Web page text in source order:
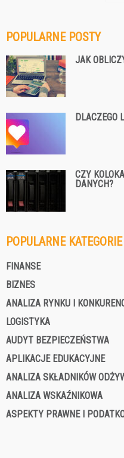
POPULARNE POSTY
JAK
DLACZEGO
CZY
DANYCH?
POPULARNE KATEGORIE
FINANSE
BIZNES
ANALIZA RYNKU I
LOGISTYKA
AUDYT BEZPIECZEŃSTWA
APLIKACJE EDUKACYJNE
ANALIZA SKŁADNIKÓW
ANALIZA WSKAŹNIKOWA
ASPEKTY PRAWNE I